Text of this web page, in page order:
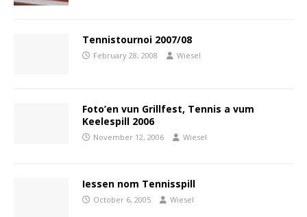
Tennistournoi 2007/08
February 28, 2008 Wiesel
Foto’en vun Grillfest, Tennis a vum
Keelespill 2006
November 12, 2006 Wiesel
Iessen nom Tennisspill
October 6, 2005 Wiesel